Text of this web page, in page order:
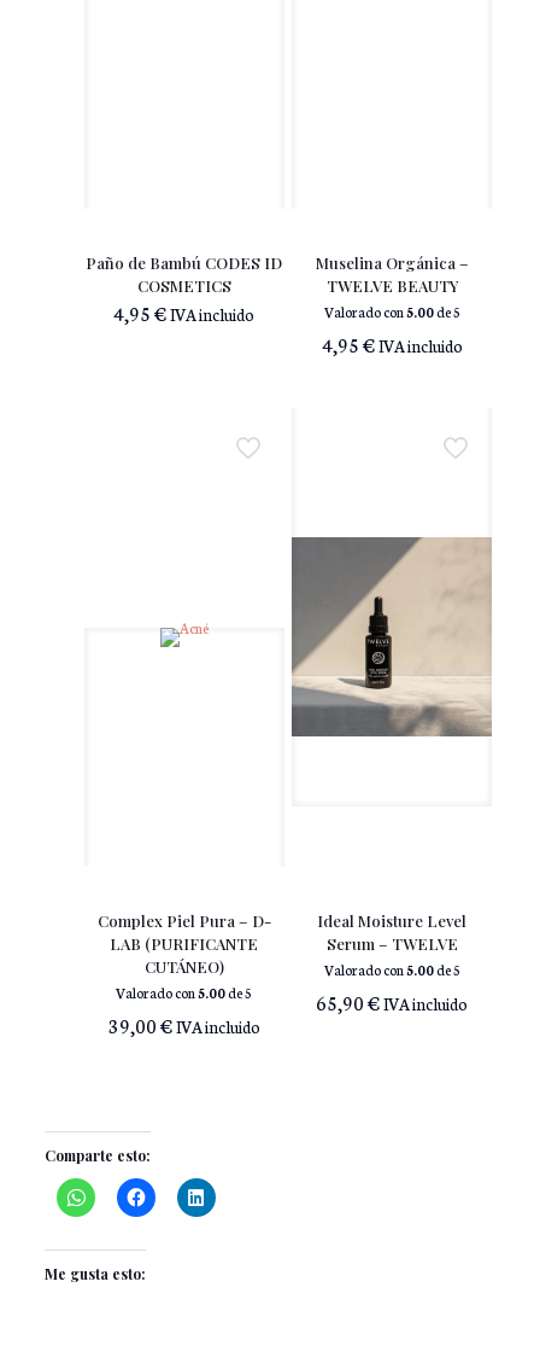
Paño de Bambú CODES ID
COSMETICS
4,95€IVA incluido
Muselina Orgánica –
TWELVE BEAUTY
Valorado con5.00de 5
4,95€IVA incluido
Complex Piel Pura – D-
LAB (PURIFICANTE
CUTÁNEO)
Valorado con5.00de 5
39,00€IVA incluido
Ideal Moisture Level
Serum – TWELVE
Valorado con5.00de 5
65,90€IVA incluido
Comparte esto:
Me gusta esto: